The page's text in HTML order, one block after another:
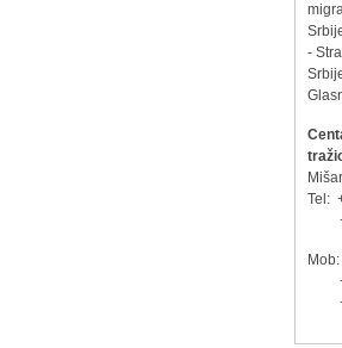
-
Tel: